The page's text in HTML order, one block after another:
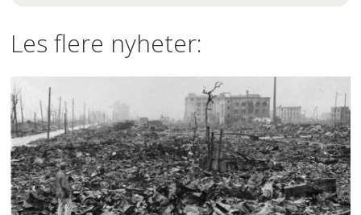
Les flere nyheter: